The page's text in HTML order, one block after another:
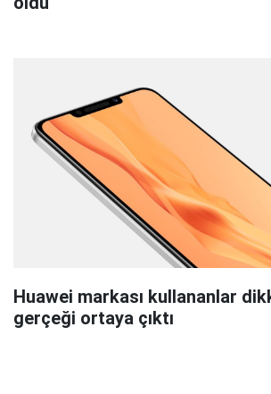
Huawei markası kullananlar
gerçeği ortaya çıktı